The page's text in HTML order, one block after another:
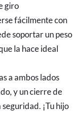
giro
fácilmente con
soportar un peso
la hace ideal
a ambos lados
y un cierre de
¡Tu hijo